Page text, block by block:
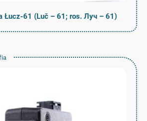
Łucz-61 (Luč – 61; ros. Луч – 61)